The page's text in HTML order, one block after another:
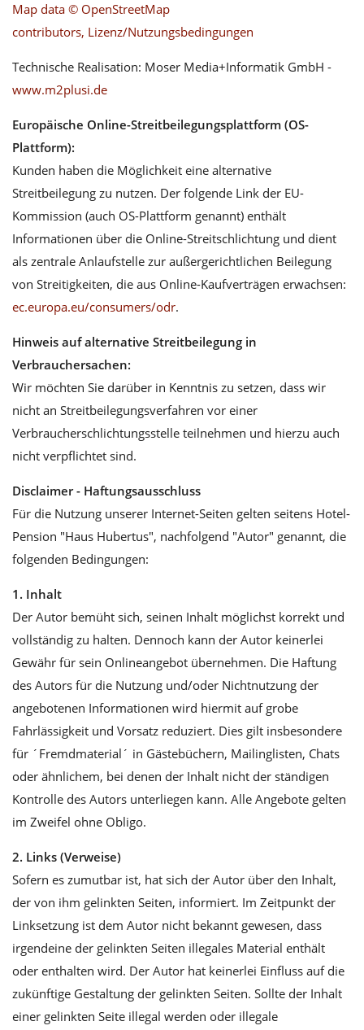
Map data © OpenStreetMap
contributors, Lizenz/Nutzungsbedingungen
Technische Realisation: Moser Media+Informatik GmbH -
www.m2plusi.de
Europäische Online-Streitbeilegungsplattform (OS-
Plattform):
Kunden haben die Möglichkeit eine alternative
Streitbeilegung zu nutzen. Der folgende Link der EU-
Kommission (auch OS-Plattform genannt) enthält
Informationen über die Online-Streitschlichtung und dient
als zentrale Anlaufstelle zur außergerichtlichen Beilegung
von Streitigkeiten, die aus Online-Kaufverträgen erwachsen:
ec.europa.eu/consumers/odr.
Hinweis auf alternative Streitbeilegung in
Verbrauchersachen:
Wir möchten Sie darüber in Kenntnis zu setzen, dass wir
nicht an Streitbeilegungsverfahren vor einer
Verbraucherschlichtungsstelle teilnehmen und hierzu auch
nicht verpflichtet sind.
Disclaimer - Haftungsausschluss
Für die Nutzung unserer Internet-Seiten gelten seitens Hotel-
Pension "Haus Hubertus", nachfolgend "Autor" genannt, die
folgenden Bedingungen:
1. Inhalt
Der Autor bemüht sich, seinen Inhalt möglichst korrekt und
vollständig zu halten. Dennoch kann der Autor keinerlei
Gewähr für sein Onlineangebot übernehmen. Die Haftung
des Autors für die Nutzung und/oder Nichtnutzung der
angebotenen Informationen wird hiermit auf grobe
Fahrlässigkeit und Vorsatz reduziert. Dies gilt insbesondere
für ´Fremdmaterial´ in Gästebüchern, Mailinglisten, Chats
oder ähnlichem, bei denen der Inhalt nicht der ständigen
Kontrolle des Autors unterliegen kann. Alle Angebote gelten
im Zweifel ohne Obligo.
2. Links (Verweise)
Sofern es zumutbar ist, hat sich der Autor über den Inhalt,
der von ihm gelinkten Seiten, informiert. Im Zeitpunkt der
Linksetzung ist dem Autor nicht bekannt gewesen, dass
irgendeine der gelinkten Seiten illegales Material enthält
oder enthalten wird. Der Autor hat keinerlei Einfluss auf die
zukünftige Gestaltung der gelinkten Seiten. Sollte der Inhalt
einer gelinkten Seite illegal werden oder illegale